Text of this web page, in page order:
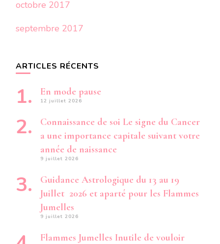
octobre 2017
septembre 2017
ARTICLES RÉCENTS
En mode pause
12 juillet 2026
Connaissance de soi Le signe du Cancer
a une importance capitale suivant votre
année de naissance
9 juillet 2026
Guidance Astrologique du 13 au 19
Juillet 2026 et aparté pour les Flammes
Jumelles
9 juillet 2026
Flammes Jumelles Inutile de vouloir